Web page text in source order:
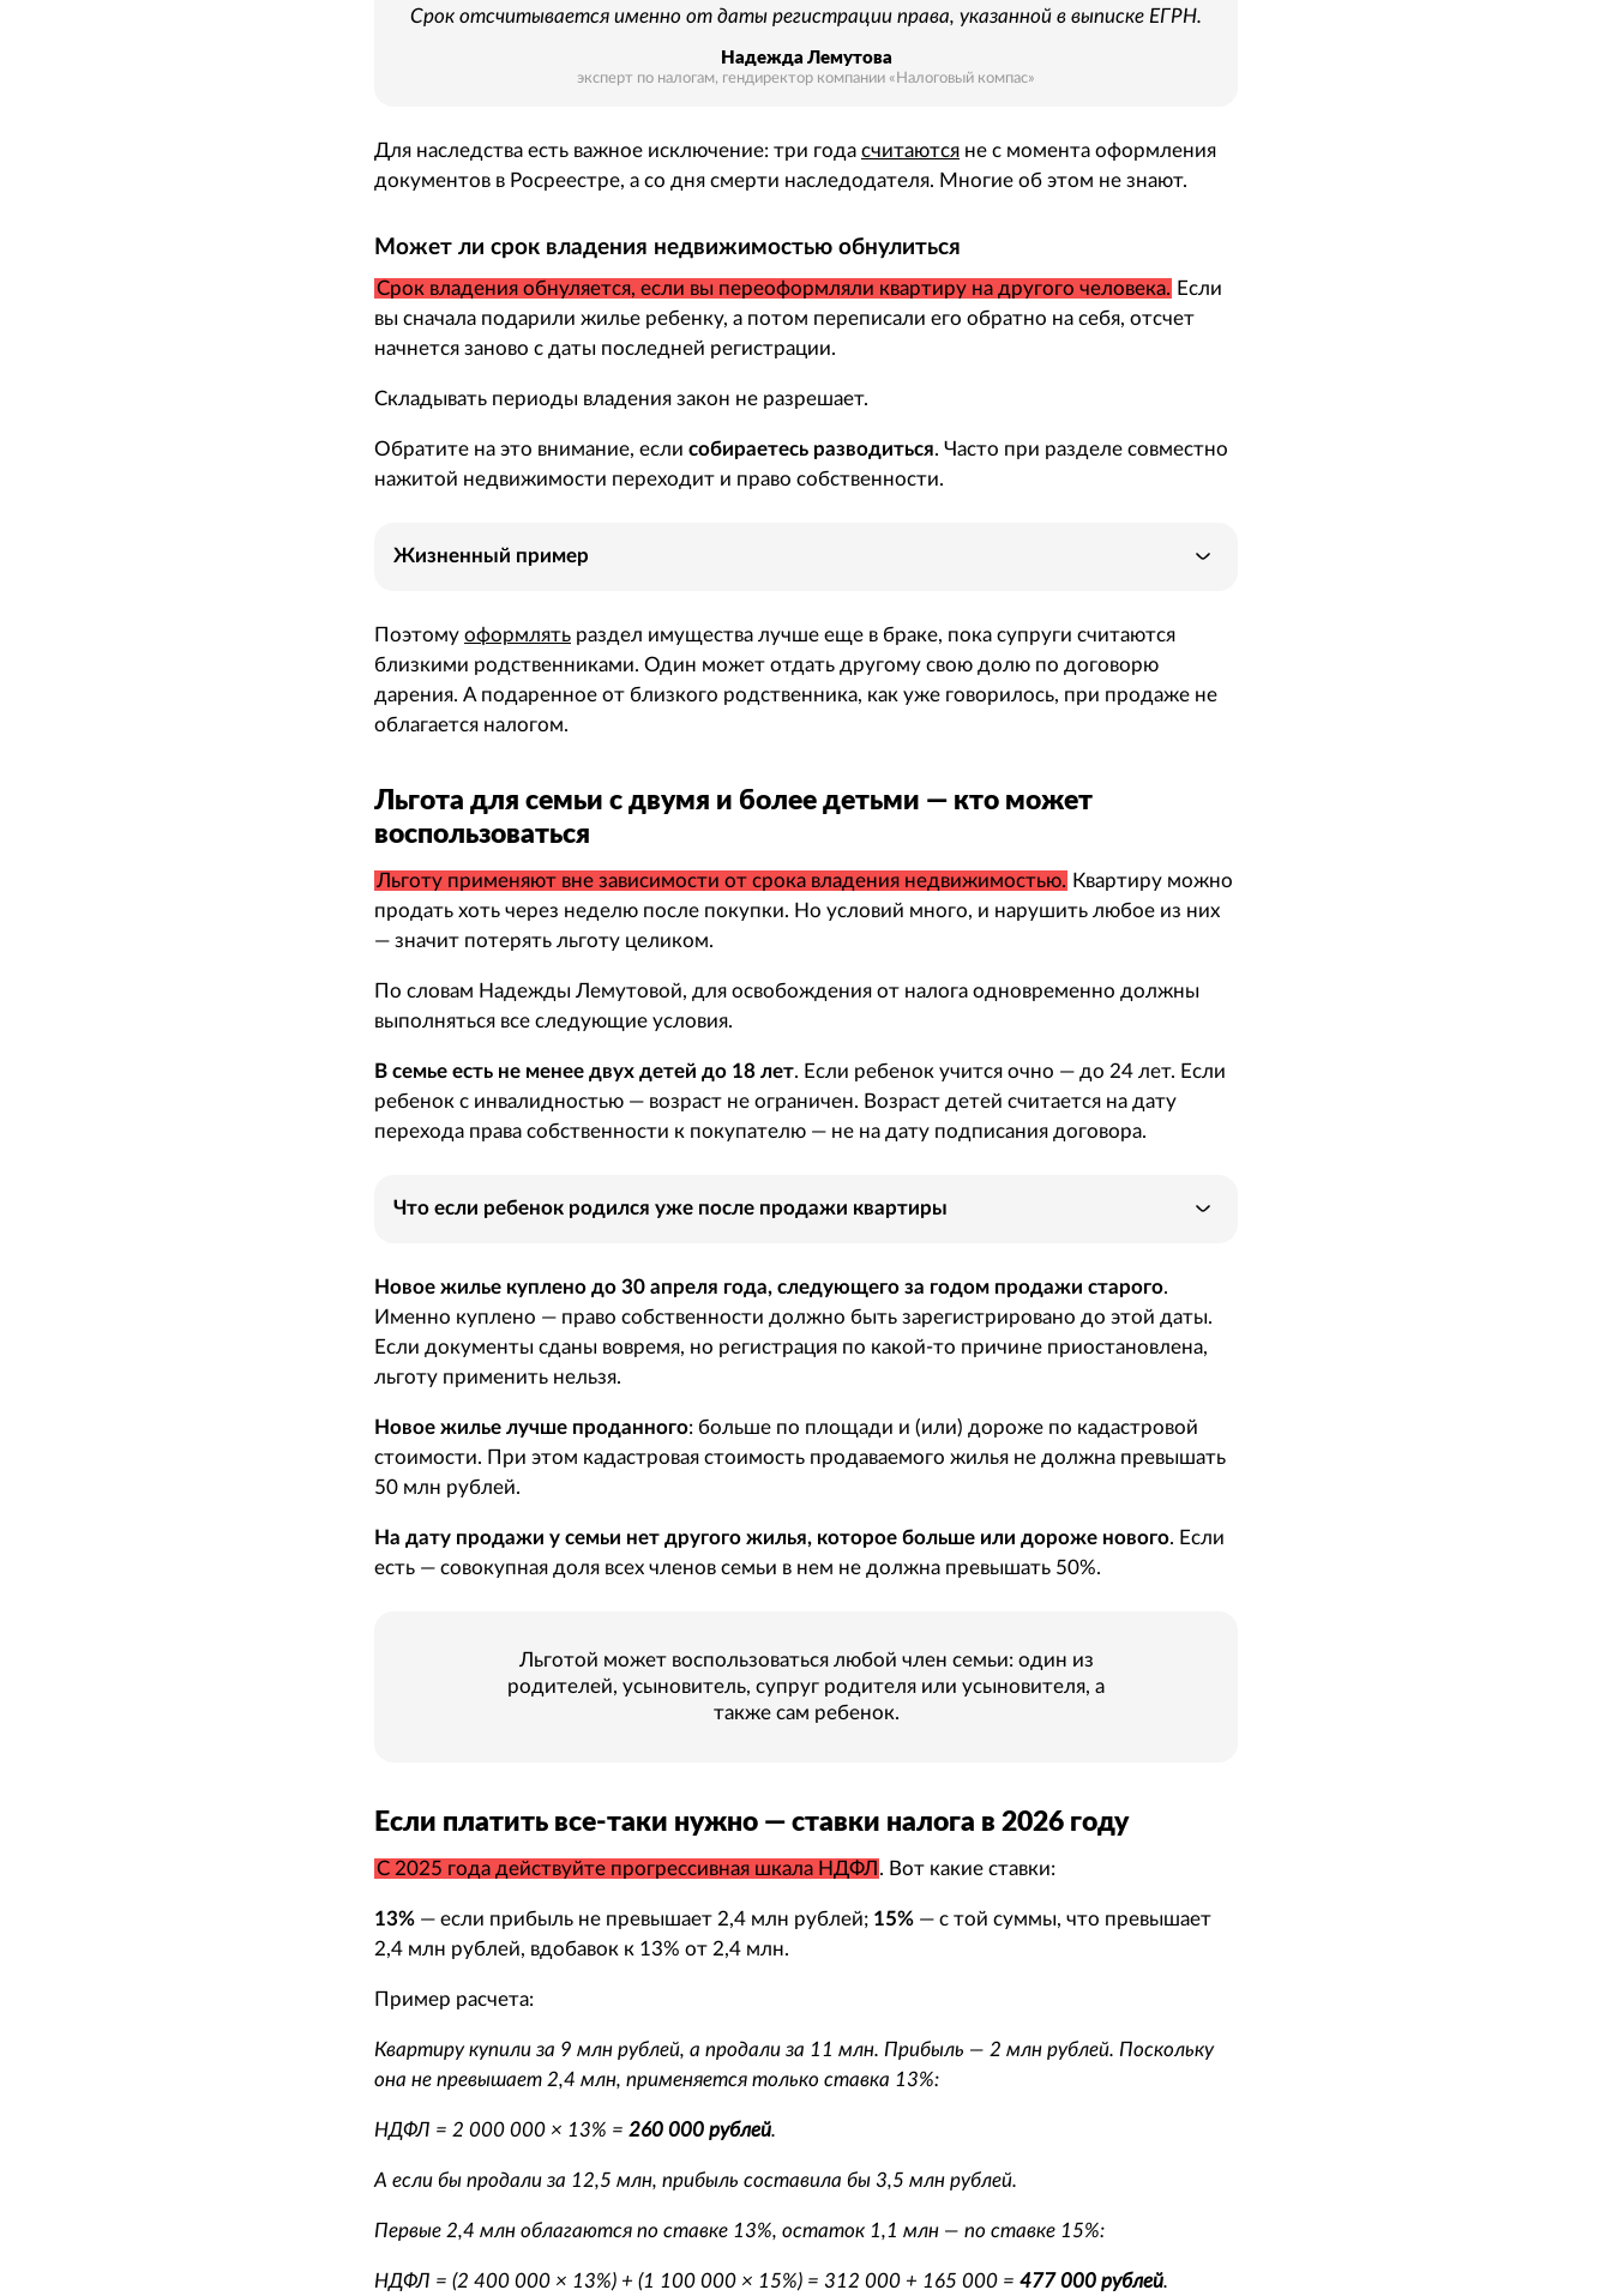
Срок отсчитывается именно от даты регистрации права, указанной в выписке ЕГРН.
Надежда Лемутова
эксперт по налогам, гендиректор компании «Налоговый компас»
Для наследства есть важное исключение: три года считаются не с момента оформления
документов в Росреестре, а со дня смерти наследодателя. Многие об этом не знают.
Может ли срок владения недвижимостью обнулиться
Срок владения обнуляется, если вы переоформляли квартиру на другого человека. Если
вы сначала подарили жилье ребенку, а потом переписали его обратно на себя, отсчет
начнется заново с даты последней регистрации.
Складывать периоды владения закон не разрешает.
Обратите на это внимание, если собираетесь разводиться. Часто при разделе совместно
нажитой недвижимости переходит и право собственности.
Жизненный пример
Поэтому оформлять раздел имущества лучше еще в браке, пока супруги считаются
близкими родственниками. Один может отдать другому свою долю по договорю
дарения. А подаренное от близкого родственника, как уже говорилось, при продаже не
облагается налогом.
Льгота для семьи с двумя и более детьми — кто может
воспользоваться
Льготу применяют вне зависимости от срока владения недвижимостью. Квартиру можно
продать хоть через неделю после покупки. Но условий много, и нарушить любое из них
— значит потерять льготу целиком.
По словам Надежды Лемутовой, для освобождения от налога одновременно должны
выполняться все следующие условия.
В семье есть не менее двух детей до 18 лет. Если ребенок учится очно — до 24 лет. Если
ребенок с инвалидностью — возраст не ограничен. Возраст детей считается на дату
перехода права собственности к покупателю — не на дату подписания договора.
Что если ребенок родился уже после продажи квартиры
Новое жилье куплено до 30 апреля года, следующего за годом продажи старого.
Именно куплено — право собственности должно быть зарегистрировано до этой даты.
Если документы сданы вовремя, но регистрация по какой-то причине приостановлена,
льготу применить нельзя.
Новое жилье лучше проданного: больше по площади и (или) дороже по кадастровой
стоимости. При этом кадастровая стоимость продаваемого жилья не должна превышать
50 млн рублей.
На дату продажи у семьи нет другого жилья, которое больше или дороже нового. Если
есть — совокупная доля всех членов семьи в нем не должна превышать 50%.
Льготой может воспользоваться любой член семьи: один из
родителей, усыновитель, супруг родителя или усыновителя, а
также сам ребенок.
Если платить все-таки нужно — ставки налога в 2026 году
С 2025 года действуйте прогрессивная шкала НДФЛ . Вот какие ставки:
13% — если прибыль не превышает 2,4 млн рублей; 15% — с той суммы, что превышает
2,4 млн рублей, вдобавок к 13% от 2,4 млн.
Пример расчета:
Квартиру купили за 9 млн рублей, а продали за 11 млн. Прибыль — 2 млн рублей. Поскольку
она не превышает 2,4 млн, применяется только ставка 13%:
НДФЛ = 2 000 000 × 13% = 260 000 рублей.
А если бы продали за 12,5 млн, прибыль составила бы 3,5 млн рублей.
Первые 2,4 млн облагаются по ставке 13%, остаток 1,1 млн — по ставке 15%:
НДФЛ = (2 400 000 × 13%) + (1 100 000 × 15%) = 312 000 + 165 000 = 477 000 рублей.